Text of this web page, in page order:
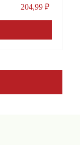
204,99 ₽